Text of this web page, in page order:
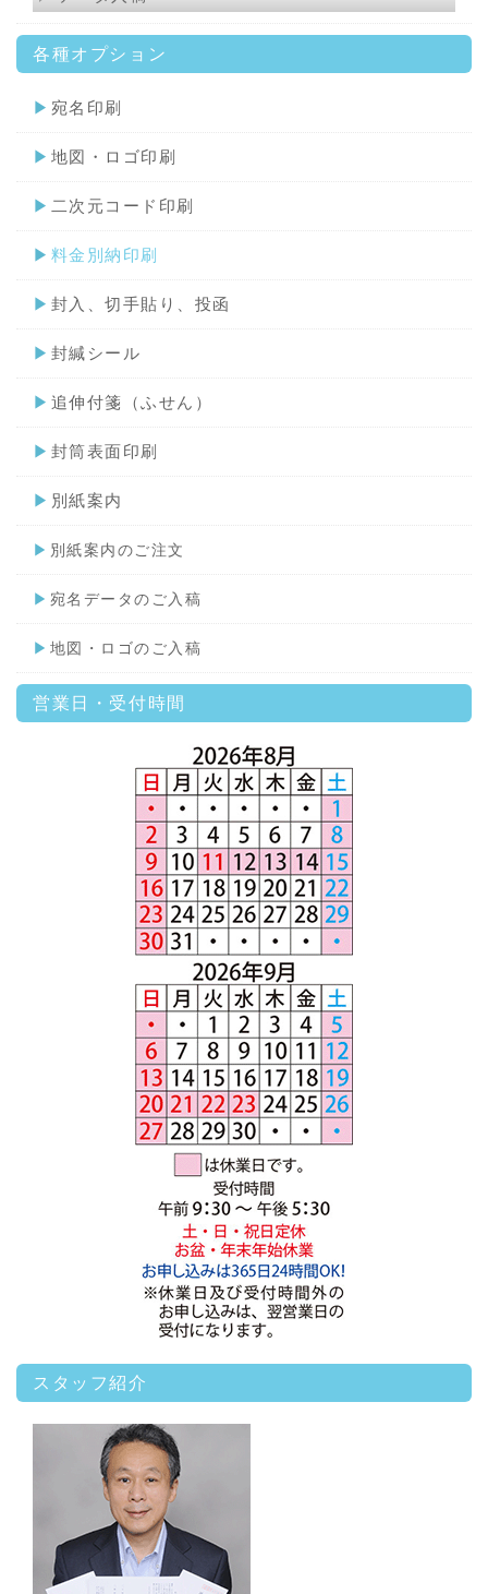
各種オプション
▶ 宛名印刷
▶ 地図・ロゴ印刷
▶ 二次元コード印刷
▶ 料金別納印刷
▶ 封入、切手貼り、投函
▶ 封緘シール
▶ 追伸付箋（ふせん）
▶ 封筒表面印刷
▶ 別紙案内
▶ 別紙案内のご注文
▶ 宛名データのご入稿
▶ 地図・ロゴのご入稿
営業日・受付時間
スタッフ紹介